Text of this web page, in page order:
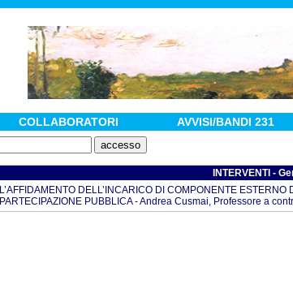
COLLABORATORI AVVISI/BANDI 231
INTERVENTI -
L’AFFIDAMENTO DELL’INCARICO DI COMPONENTE
PARTECIPAZIONE PUBBLICA - Andrea Cusmai, Professore a